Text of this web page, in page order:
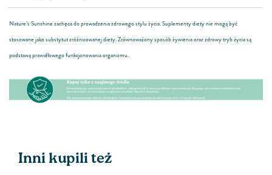
Nature’s Sunshine zachęca do prowadzenia zdrowego stylu życia. Suplementy diety nie mogą być
stosowane jako substytut zróżnicowanej diety. Zrównoważony sposób żywienia oraz zdrowy tryb życia są
podstawą prawidłowego funkcjonowania organizmu.
Inni kupili też